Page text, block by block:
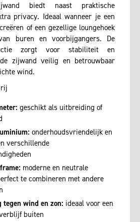
biedt naast praktische
privacy. Ideaal wanneer je een
of een gezellige loungehoek
buren en voorbijgangers. De
zorgt voor stabiliteit en
zijwand veilig en betrouwbaar
wind.
geschikt als uitbreiding of
onderhoudsvriendelijk en
verschillende
moderne en neutrale
te combineren met andere
tegen wind en zon: ideaal voor een
buiten